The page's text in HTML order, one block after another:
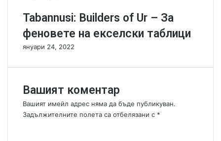
г
н
к
у
ш
Tabannusi: Builders of Ur – За
феновете на екселски таблици
януари 24, 2022
Вашият коментар
Вашият имейл адрес няма да бъде публикуван.
Задължителните полета са отбелязани с *